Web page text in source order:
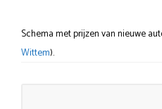
Schema met prijzen van nieuwe
Wittem).